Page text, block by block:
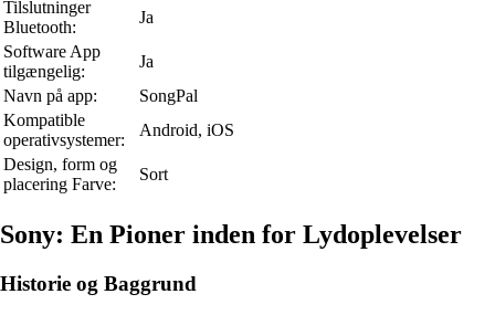
Tilslutninger
Bluetooth:
Ja
Software App
tilgængelig:
Ja
Navn på app:
SongPal
Kompatible
operativsystemer:
Android, iOS
Design, form og
placering Farve:
Sort
Sony: En Pioner inden for Lydoplevelser
Historie og Baggrund